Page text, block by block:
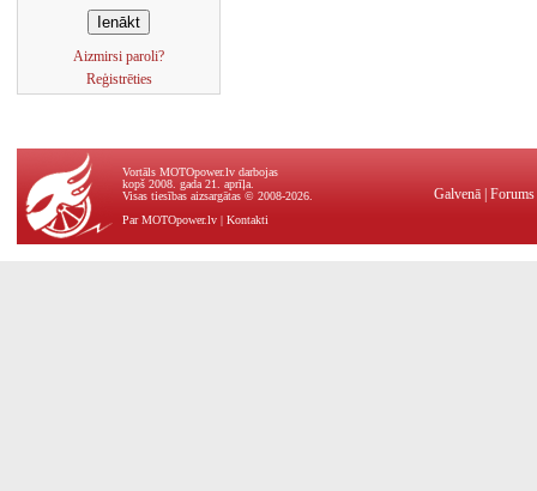
Aizmirsi paroli?
Reģistrēties
Vortāls MOTOpower.lv darbojas
kopš 2008. gada 21. aprīļa.
Visas tiesības aizsargātas © 2008-2026.
Par MOTOpower.lv | Kontakti
Galvenā Forums